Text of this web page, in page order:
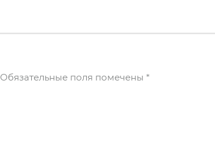
Обязательные поля помечены *